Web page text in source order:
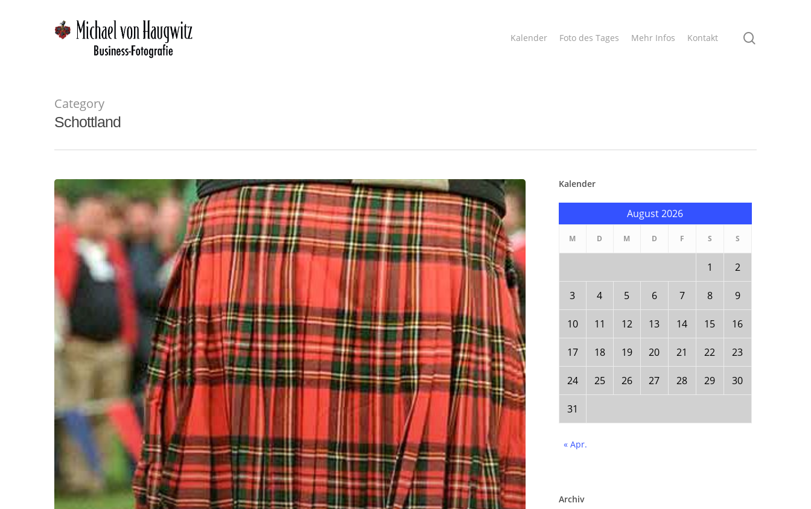
Hit enter to search or ESC to close
Kalender Foto des Tages Mehr Infos Kontakt
Category
Schottland
Kalender
August 2026
M D M D F S S
1 2
3 4 5 6 7 8 9
10 11 12 13 14 15 16
17 18 19 20 21 22 23
24 25 26 27 28 29 30
31
« Apr.
Archiv